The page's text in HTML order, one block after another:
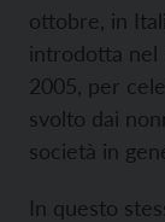
ottobre, in
introdotta nel
2005, per
svolto dai
società in
In questo